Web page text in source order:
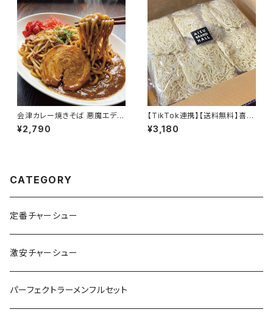
会津カレー焼きそば 悪魔エディ
ション 4食 極太麺 悪魔のBUT
Aカレー 神豚チャーシュー
¥2,790
【TikTok連携】【送料無料】喜多
方ラーメン 麺のみ 多加水麺 中
太麺 縮れ麺 五十嵐製麺 生め
¥3,180
CATEGORY
定番チャーシュー
激安チャーシュー
パーフェクトラーメンフルセット